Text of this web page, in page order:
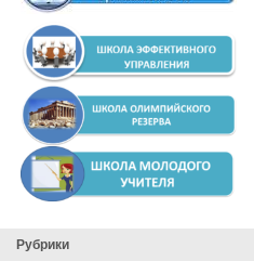
Рубрики